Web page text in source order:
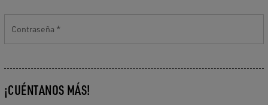
Contraseña
¡CUÉNTANOS MÁS!